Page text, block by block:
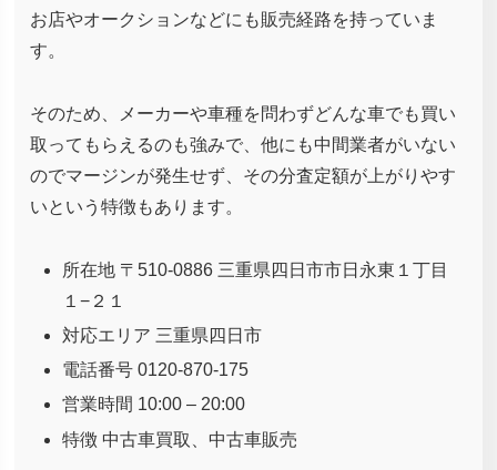
お店やオークションなどにも販売経路を持っていま
す。
そのため、メーカーや車種を問わずどんな車でも買い
取ってもらえるのも強みで、他にも中間業者がいない
のでマージンが発生せず、その分査定額が上がりやす
いという特徴もあります。
所在地 〒510-0886 三重県四日市市日永東１丁目
１−２１
対応エリア 三重県四日市
電話番号 0120-870-175
営業時間 10:00 – 20:00
特徴 中古車買取、中古車販売